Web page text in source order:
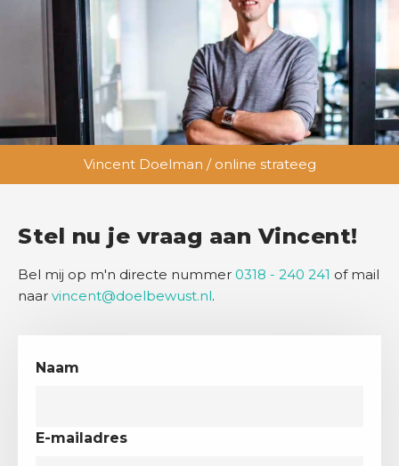
Vincent Doelman / online strateeg
Stel nu je vraag aan Vincent!
Bel mij op m'n directe nummer 0318 - 240 241 of mail
naar vincent@doelbewust.nl.
Naam
E-mailadres